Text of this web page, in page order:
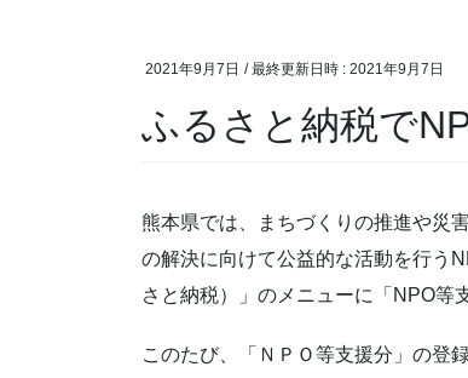
2021年9月7日 / 最終更新日時 : 2021年9月7日
ふるさと納税で
熊本県では、まちづくりの推進や災
の解決に向けて公益的な活動を行う
さと納税）」のメニューに「NPO等
このたび、「ＮＰＯ等支援分」の登